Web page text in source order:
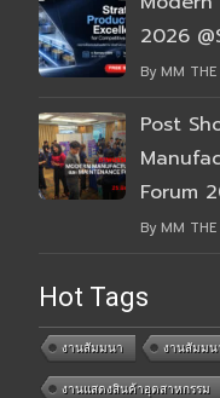
2026
By MM
Post
Forum
By MM
Hot Tags
งานสัมมนา งานสัมม
งานแสดงสินค้าอุตสาหกรรม